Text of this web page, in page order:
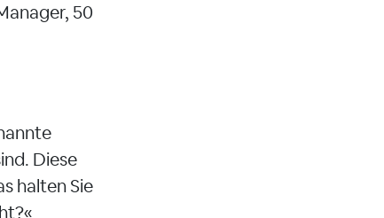
50
Diese
halten Sie